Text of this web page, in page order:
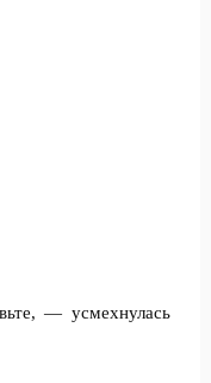
— усмехнулась